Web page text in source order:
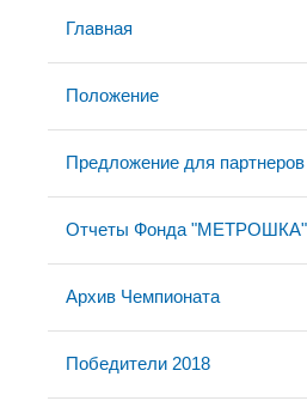
Главная
Положение
Предложение для партнеров
Отчеты Фонда "МЕТРОШКА"
Архив Чемпионата
Победители 2018